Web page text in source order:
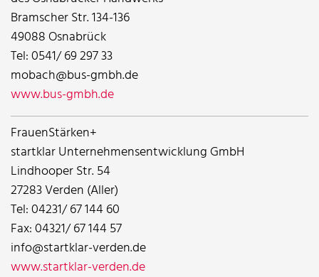
Bramscher Str. 134-136
49088 Osnabrück
Tel: 0541/ 69 297 33
mobach@bus-gmbh.de
www.bus-gmbh.de
FrauenStärken+
startklar Unternehmensentwicklung GmbH
Lindhooper Str. 54
27283 Verden (Aller)
Tel: 04231/ 67 144 60
Fax: 04321/ 67 144 57
info@startklar-verden.de
www.startklar-verden.de